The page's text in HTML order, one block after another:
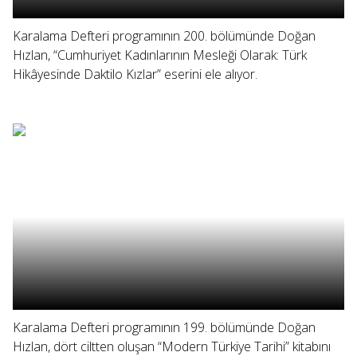
Karalama Defteri programının 200. bölümünde Doğan
Hızlan, “Cumhuriyet Kadınlarının Mesleği Olarak: Türk
Hikâyesinde Daktilo Kızlar” eserini ele alıyor.
Karalama Defteri programının 199. bölümünde Doğan
Hızlan, dört ciltten oluşan “Modern Türkiye Tarihi” kitabını